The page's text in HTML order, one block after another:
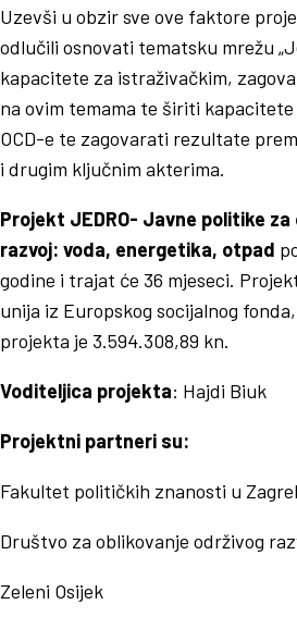
Uzevši u obzir sve ove faktore
odlučili osnovati tematsku mrežu
kapacitete za istraživačkim,
na ovim temama te širiti
OCD-e te zagovarati rezultate
i drugim ključnim akterima.
Projekt JEDRO- Javne politike
razvoj: voda, energetika, otpad
godine i trajat će 36 mjeseci.
unija iz Europskog socijalnog
projekta je 3.594.308,89 kn.
Voditeljica projekta: Hajdi Biuk
Projektni partneri su:
Fakultet političkih znanosti u
Društvo za oblikovanje održivog
Zeleni Osijek